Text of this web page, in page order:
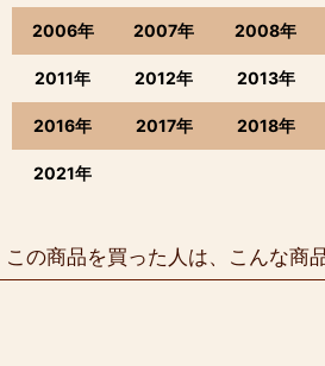
2006年 2007年 2008年
2011年 2012年 2013年
2016年 2017年 2018年
2021年
この商品を買った人は、こんな商